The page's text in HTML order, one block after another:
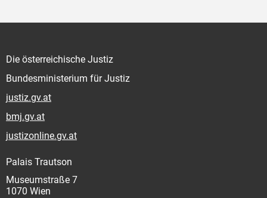
Die österreichische Justiz
Bundesministerium für Justiz
justiz.gv.at
bmj.gv.at
justizonline.gv.at
Palais Trautson
Museumstraße 7
1070 Wien